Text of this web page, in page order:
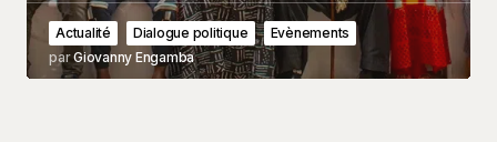
Actualité Dialogue politique
Evènements
parGiovanny Engamba